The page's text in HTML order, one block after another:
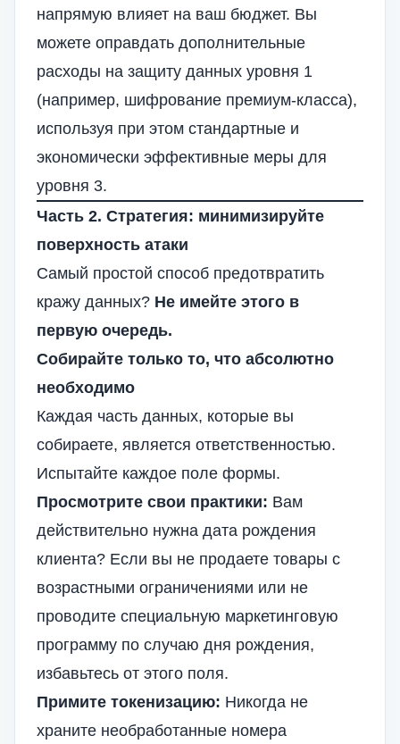
напрямую влияет на ваш бюджет. Вы
можете оправдать дополнительные
расходы на защиту данных уровня 1
(например, шифрование премиум-класса),
используя при этом стандартные и
экономически эффективные меры для
уровня 3.
Часть 2. Стратегия: минимизируйте
поверхность атаки
Самый простой способ предотвратить
кражу данных? Не имейте этого в
первую очередь.
Собирайте только то, что абсолютно
необходимо
Каждая часть данных, которые вы
собираете, является ответственностью.
Испытайте каждое поле формы.
Просмотрите свои практики: Вам
действительно нужна дата рождения
клиента? Если вы не продаете товары с
возрастными ограничениями или не
проводите специальную маркетинговую
программу по случаю дня рождения,
избавьтесь от этого поля.
Примите токенизацию: Никогда не
храните необработанные номера